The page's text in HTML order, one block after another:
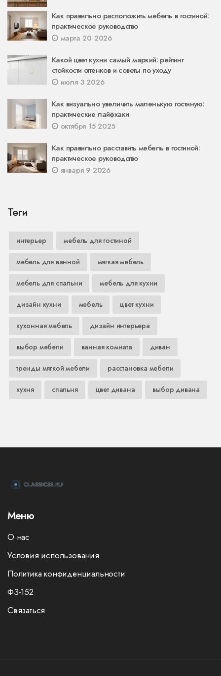
Как правильно расположить мебель в гостиной:
практическое руководство
марта 20 2026
Какой цвет кухни самый маркий: рейтинг
стойкости оттенков и советы по уходу
июля 3 2026
Как визуально увеличить маленькую гостиную:
практические лайфхаки
октября 15 2025
Как правильно расставить мебель в гостиной:
практическое руководство
января 9 2026
Теги
интерьер мебель для гостиной
мебель для ванной мягкая мебель
мебель для спальни мебель для кухни
дизайн кухни мебель цвет кухни
кухонная мебель дизайн интерьера
выбор мебели ванная комната диван
тренды мягкой мебели расстановка мебели
кухня спальня цвет дивана выбор дивана
Меню
О нас
Условия использования
Политика конфиденциальности
ФЗ-152
Связаться